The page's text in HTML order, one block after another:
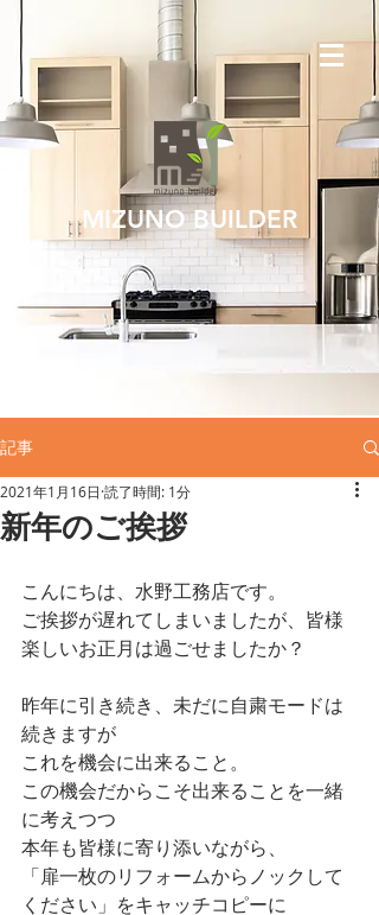
記事
新年のご挨拶
2021年1月16日 読了時間: 1分
こんにちは、水野工務店です。
ご挨拶が遅れてしまいましたが、皆様
楽しいお正月は過ごせましたか？
昨年に引き続き、未だに自粛モードは
続きますが
これを機会に出来ること。
この機会だからこそ出来ることを一緒
に考えつつ
本年も皆様に寄り添いながら、
「扉一枚のリフォームからノックして
ください」をキャッチコピーに
MIZUNO BUILDER